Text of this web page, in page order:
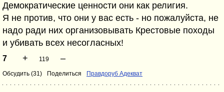
Демократические ценности они как религия.
Я не против, что они у вас есть - но пожалуйста, не
надо ради них организовывать Крестовые походы
и убивать всех несогласных!
7 + 119 –
Обсудить (31) Поделиться Правдоруб Адекват